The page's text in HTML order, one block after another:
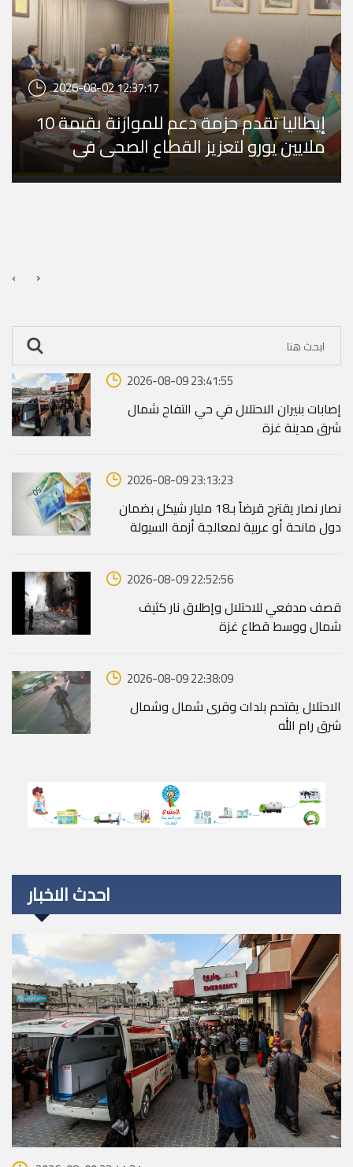
2026-08-02 12:37:17
إيطاليا تقدم حزمة دعم للموازنة بقيمة 10
ملايين يورو لتعزيز القطاع الصحي في
فلسطين
‹ ›
2026-08-09 23:41:55
إصابات بنيران الاحتلال في حي التفاح شمال
شرق مدينة غزة
2026-08-09 23:13:23
نصار نصار يقترح قرضاً بـ18 مليار شيكل بضمان
دول مانحة أو عربية لمعالجة أزمة السيولة
2026-08-09 22:52:56
قصف مدفعي للاحتلال وإطلاق نار كثيف
شمال ووسط قطاع غزة
2026-08-09 22:38:09
الاحتلال يقتحم بلدات وقرى شمال وشمال
شرق رام الله
احدث الاخبار